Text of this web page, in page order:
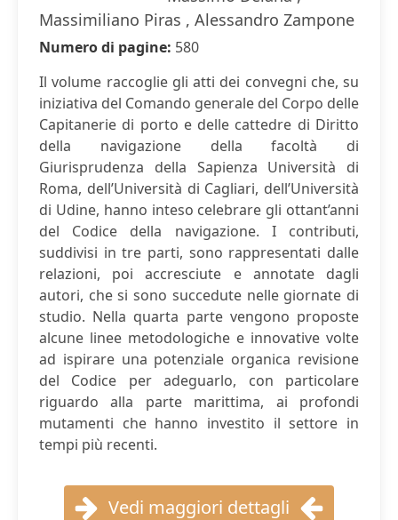
Massimiliano Piras , Alessandro Zampone
Numero di pagine: 580
Il volume raccoglie gli atti dei convegni che, su
iniziativa del Comando generale del Corpo delle
Capitanerie di porto e delle cattedre di Diritto
della navigazione della facoltà di
Giurisprudenza della Sapienza Università di
Roma, dell’Università di Cagliari, dell’Università
di Udine, hanno inteso celebrare gli ottant’anni
del Codice della navigazione. I contributi,
suddivisi in tre parti, sono rappresentati dalle
relazioni, poi accresciute e annotate dagli
autori, che si sono succedute nelle giornate di
studio. Nella quarta parte vengono proposte
alcune linee metodologiche e innovative volte
ad ispirare una potenziale organica revisione
del Codice per adeguarlo, con particolare
riguardo alla parte marittima, ai profondi
mutamenti che hanno investito il settore in
tempi più recenti.
Vedi maggiori dettagli